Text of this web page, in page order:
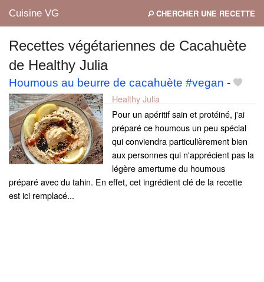
Cuisine VG CHERCHER UNE RECETTE
Mes blogs préférés
Recettes végétariennes de Cacahuète
de Healthy Julia
Houmous au beurre de cacahuète #vegan -
Healthy Julia
Pour un apéritif sain et protéiné, j'ai
préparé ce houmous un peu spécial
qui conviendra particulièrement bien
aux personnes qui n'apprécient pas la
légère amertume du houmous
préparé avec du tahin. En effet, cet ingrédient clé de la recette
est ici remplacé...